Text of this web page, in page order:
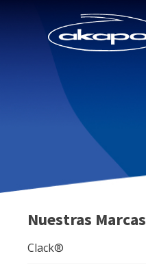
Nuestras Marcas
Clack®